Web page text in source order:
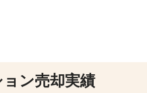
ン売却実績